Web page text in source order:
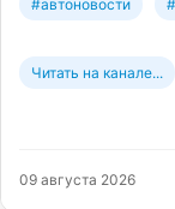
#автоновости
Читать на канале...
09 августа 2026